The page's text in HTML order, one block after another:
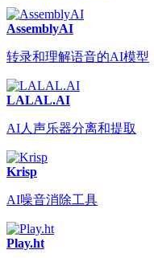
AssemblyAI
转录和理解语音的AI模型
LALAL.AI
AI人声乐器分离和提取
Krisp
AI噪音消除工具
Play.ht